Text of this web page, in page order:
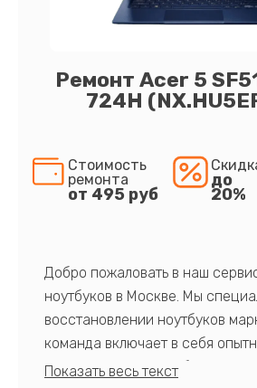
Ремонт Acer 5
724H
Стоимость
ремонта
от 495 руб
до
20%
Добро пожаловать в наш
ноутбуков в Москве. Мы
восстановлении ноутбуков
команда включает в себя
профессионалов с обширными